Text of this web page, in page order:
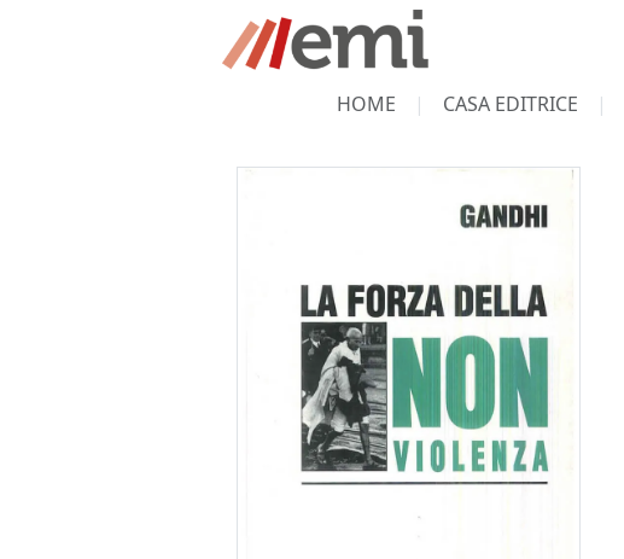
HOME CASA EDITRICE